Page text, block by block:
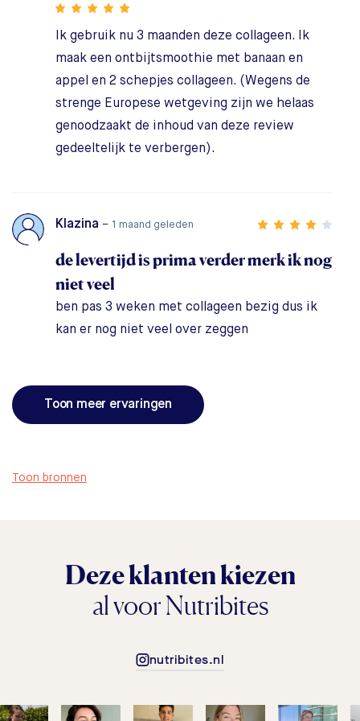
Ik gebruik nu 3 maanden deze collageen. Ik
maak een ontbijtsmoothie met banaan en
appel en 2 schepjes collageen. (Wegens de
strenge Europese wetgeving zijn we helaas
genoodzaakt de inhoud van deze review
gedeeltelijk te verbergen).
Klazina – 1 maand geleden
de levertijd is prima verder merk ik nog
niet veel
ben pas 3 weken met collageen bezig dus ik
kan er nog niet veel over zeggen
Toon meer ervaringen
Toon bronnen
Deze klanten kiezen
al voor Nutribites
nutribites.nl